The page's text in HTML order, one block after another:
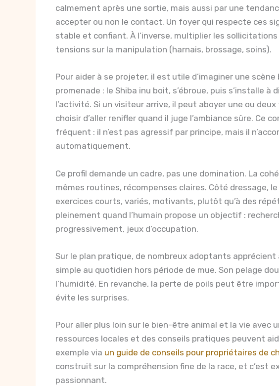
calmement après une sortie, mais aussi par une
accepter ou non le contact. Un foyer qui respecte ces
stable et confiant. À l’inverse, multiplier les
tensions sur la manipulation (harnais, brossage, soins).
Pour aider à se projeter, il est utile d’imaginer une
promenade : le Shiba inu boit, s’ébroue, puis s’installe
l’activité. Si un visiteur arrive, il peut aboyer une ou
choisir d’aller renifler quand il juge l’ambiance sûre. Ce
fréquent : il n’est pas agressif par principe, mais il
automatiquement.
Ce profil demande un cadre, pas une domination. La
mêmes routines, récompenses claires. Côté dressage,
exercices courts, variés, motivants, plutôt qu’à des
pleinement quand l’humain propose un objectif :
progressivement, jeux d’occupation.
Sur le plan pratique, de nombreux adoptants
simple au quotidien hors période de mue. Son pelage
l’humidité. En revanche, la perte de poils peut être
évite les surprises.
Pour aller plus loin sur le bien-être animal et la vie avec
ressources locales et des conseils pratiques peuvent
exemple via un guide de conseils pour propriétaires de
construit sur la compréhension fine de la race, et c’est
passionnant.